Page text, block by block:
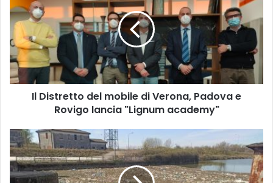
del
mobile
Verona,
Padova
e
Rovigo
Il Distretto del mobile di Verona, Padova e
Rovigo lancia "Lignum academy"
Canalbianco,
gli
esponenti
dem